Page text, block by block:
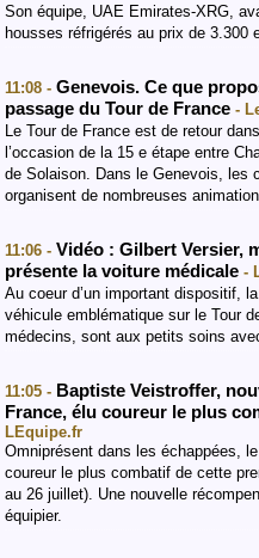
Son équipe, UAE Emirates-XRG,
housses réfrigérés au prix de 3.300
11:08 - Genevois. Ce que
passage du Tour de France -
Le Tour de France est de retour
l’occasion de la 15 e étape entre
de Solaison. Dans le Genevois, les
organisent de nombreuses
11:06 - Vidéo : Gilbert Versier,
présente la voiture médicale -
Au coeur d’un important dispositif,
véhicule emblématique sur le Tour
médecins, sont aux petits soins
11:05 - Baptiste Veistroffer,
France, élu coureur le plus
LEquipe.fr
Omniprésent dans les échappées,
coureur le plus combatif de cette
au 26 juillet). Une nouvelle
équipier.